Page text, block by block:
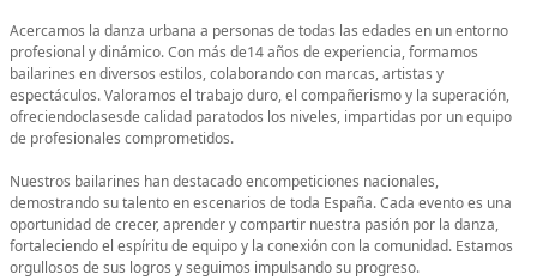
Acercamos la danza urbana a personas de todas las edades en un entorno
profesional y dinámico. Con más de14 años de experiencia, formamos
bailarines en diversos estilos, colaborando con marcas, artistas y
espectáculos. Valoramos el trabajo duro, el compañerismo y la superación,
ofreciendoclasesde calidad paratodos los niveles, impartidas por un equipo
de profesionales comprometidos.
Nuestros bailarines han destacado encompeticiones nacionales,
demostrando su talento en escenarios de toda España. Cada evento es una
oportunidad de crecer, aprender y compartir nuestra pasión por la danza,
fortaleciendo el espíritu de equipo y la conexión con la comunidad. Estamos
orgullosos de sus logros y seguimos impulsando su progreso.